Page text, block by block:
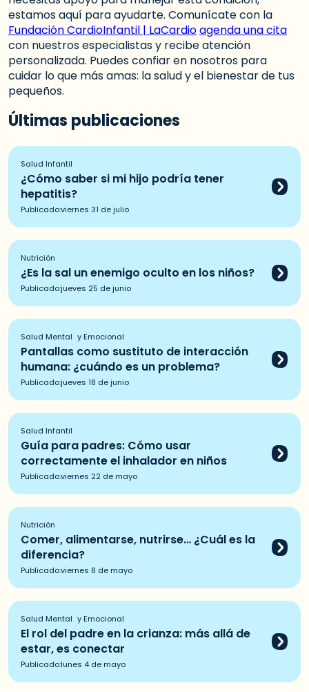
estamos aquí para ayudarte. Comunícate con la
Fundación CardioInfantil | LaCardioagenda una cita
con nuestros especialistas y recibe atención
personalizada. Puedes confiar en nosotros para
cuidar lo que más amas: la salud y el bienestar de tus
pequeños.
Últimas publicaciones
Salud Infantil
¿Cómo saber si mi hijo podría tener
hepatitis?
Publicado:viernes 31 de julio
Nutrición
¿Es la sal un enemigo oculto en los niños?
Publicado:jueves 25 de junio
Salud Mental y Emocional
Pantallas como sustituto de interacción
humana: ¿cuándo es un problema?
Publicado:jueves 18 de junio
Salud Infantil
Guía para padres: Cómo usar
correctamente el inhalador en niños
Publicado:viernes 22 de mayo
Nutrición
Comer, alimentarse, nutrirse… ¿Cuál es la
diferencia?
Publicado:viernes 8 de mayo
Salud Mental y Emocional
El rol del padre en la crianza: más allá de
estar, es conectar
Publicado:lunes 4 de mayo